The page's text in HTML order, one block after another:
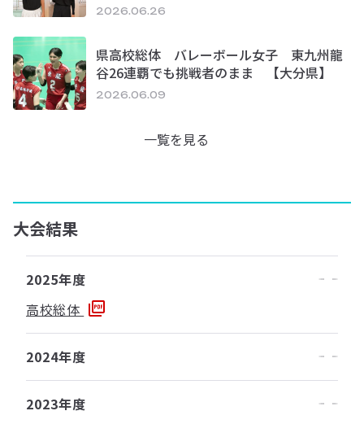
2026.06.26
県高校総体 バレーボール女子 東九州龍
谷26連覇でも挑戦者のまま 【大分県】
2026.06.09
一覧を見る
大会結果
2025年度
高校総体
2024年度
2023年度